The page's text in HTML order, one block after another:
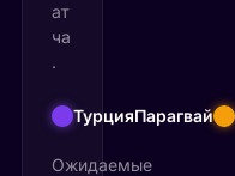
ат
ча
.
ТурцияПарагвай
Ожидаемые